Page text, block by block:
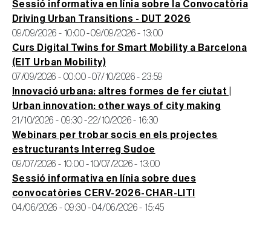
Sessió informativa en línia sobre la Convocatòria
Driving Urban Transitions - DUT 2026
09/09/2026 - 10:00-09/09/2026 - 13:00
Curs Digital Twins for Smart Mobility a Barcelona
(EIT Urban Mobility)
07/09/2026 - 00:00-07/10/2026 - 23:59
Innovació urbana: altres formes de fer ciutat |
Urban innovation: other ways of city making
21/10/2026 - 09:30-22/10/2026 - 16:30
Webinars per trobar socis en els projectes
estructurants Interreg Sudoe
09/07/2026 - 10:00-10/07/2026 - 13:00
Sessió informativa en línia sobre dues
convocatòries CERV-2026-CHAR-LITI
04/06/2026 - 09:30-04/06/2026 - 15:45